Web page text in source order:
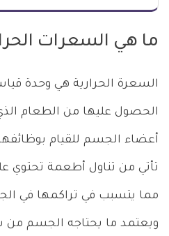
ما هي السعرات
السعرة الحرارية هي وحدة
الحصول عليها من الطعام الذي
أعضاء الجسم للقيام بوظائفها
تأتي من تناول أطعمة تحتوي
مما يتسبب في تراكمها في
ويعتمد ما يحتاجه الجسم من